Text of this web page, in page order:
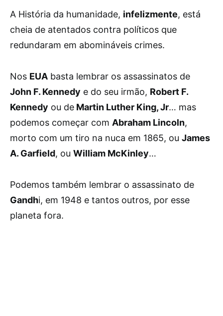
A História da humanidade, infelizmente, está
cheia de atentados contra políticos que
redundaram em abomináveis crimes.
Nos EUA basta lembrar os assassinatos de
John F. Kennedy e do seu irmão, Robert F.
Kennedy ou de Martin Luther King, Jr… mas
podemos começar com Abraham Lincoln,
morto com um tiro na nuca em 1865, ou James
A. Garfield, ou William McKinley…
Podemos também lembrar o assassinato de
Gandhi, em 1948 e tantos outros, por esse
planeta fora.